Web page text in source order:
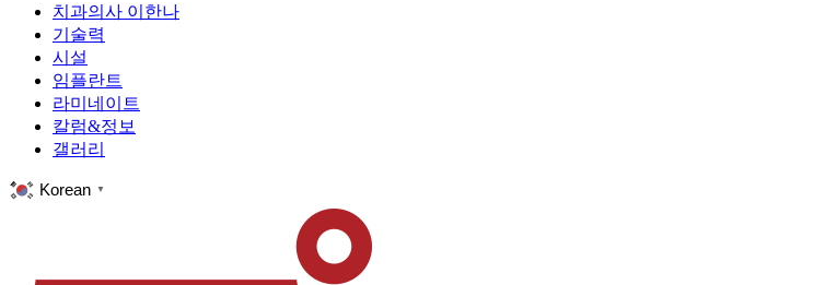
치과의사 이한나
기술력
시설
임플란트
라미네이트
칼럼&정보
갤러리
Korean ▼